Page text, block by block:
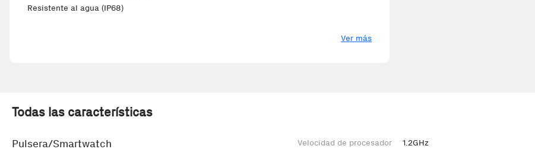
Resistente al agua (IP68)
Ver más
Todas las características
Pulsera/Smartwatch Velocidad de procesador 1.2GHz